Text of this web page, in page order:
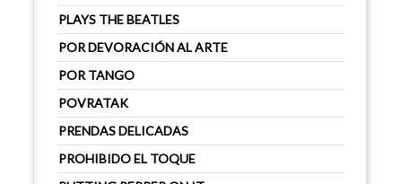
PLAYS THE BEATLES
POR DEVORACIÓN AL ARTE
POR TANGO
POVRATAK
PRENDAS DELICADAS
PROHIBIDO EL TOQUE